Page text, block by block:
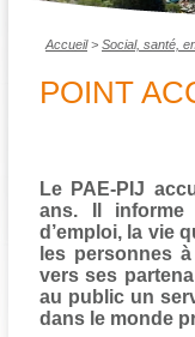
Accueil> Social, santé,
POINT
Le PAE-PIJ
ans. Il informe
d’emploi, la vie
les personnes
vers ses
au public un
dans le monde